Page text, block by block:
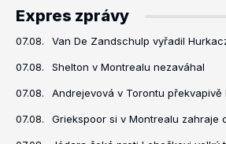
Expres zprávy
07.08. Van De Zandschulp vyřadil
07.08. Shelton v Montrealu nezaváhal
07.08. Andrejevová v Torontu překvapivě
07.08. Griekspoor si v Montrealu zahraje